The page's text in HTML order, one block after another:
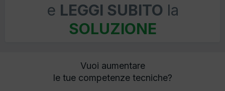
e LEGGI SUBITO la
SOLUZIONE
Vuoi aumentare
le tue competenze tecniche?